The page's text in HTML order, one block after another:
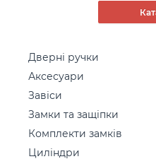
Дверні ручки
Аксесуари
Завіси
Замки та защіпки
Комплекти замків
Циліндри